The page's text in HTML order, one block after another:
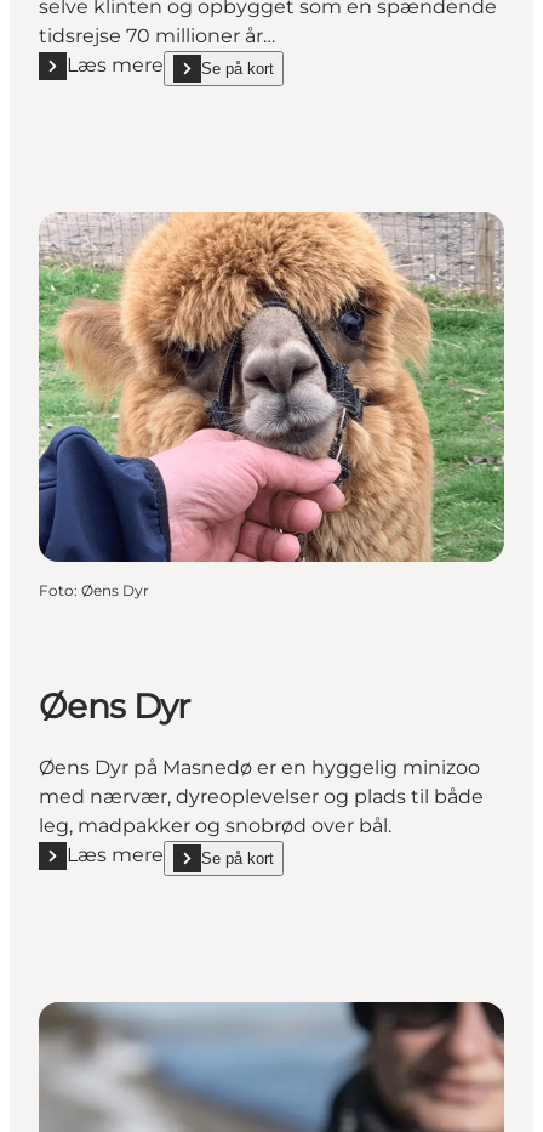
selve klinten og opbygget som en spændende
tidsrejse 70 millioner år…
Læs mere
Læs mere "GeoCenter Møns Klint"
Se på kort
show GeoCenter Møns Klint on_map
Foto: Øens Dyr
Øens Dyr
Øens Dyr på Masnedø er en hyggelig minizoo
med nærvær, dyreoplevelser og plads til både
leg, madpakker og snobrød over bål.
Læs mere
Læs mere "Øens Dyr"
Se på kort
show Øens Dyr on_map